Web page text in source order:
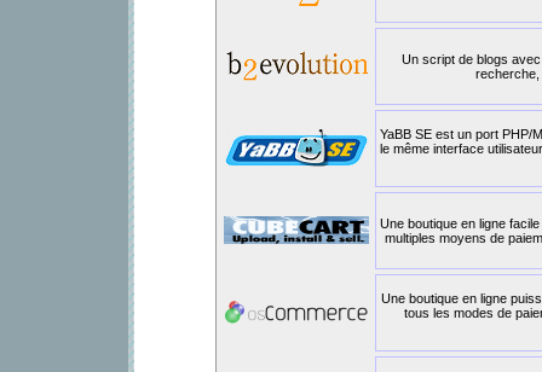
Un script de blogs
recherche,
YaBB SE est un port PHP/
le même interface
Une boutique en ligne
multiples moyens de
Une boutique en ligne
tous les modes de